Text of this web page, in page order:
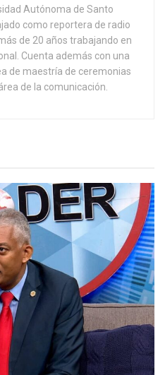
Autónoma de Santo
como reportera de radio
de 20 años trabajando en
Cuenta además con una
de maestría de ceremonias
de la comunicación.